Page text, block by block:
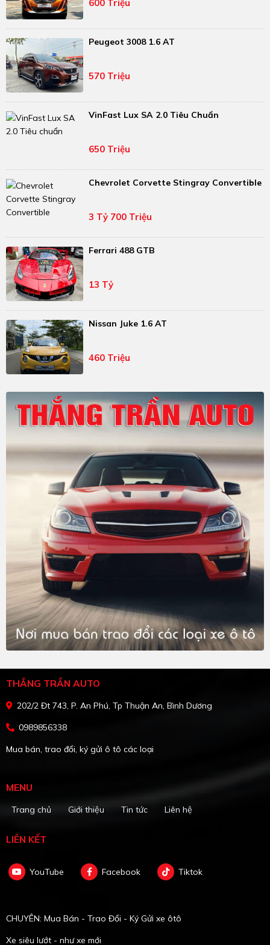
600 Triệu
Peugeot 3008 1.6 AT
570 Triệu
VinFast Lux SA 2.0 Tiêu Chuẩn
650 Triệu
Chevrolet Corvette Stingray Convertible
3 Tỷ 700 Triệu
Ferrari 488 GTB
13 Tỷ
Nissan Juke 1.6 AT
460 Triệu
THẮNG TRẦN AUTO
202/2 Đt 743, P. An Phú, Tp Thuận An, Bình Dương
0989856338
Mua bán, trao đổi, ký gửi ô tô các loại
MENU
Trang chủ Giới thiệu Tin tức Liên hệ
LIÊN KẾT
YouTube Facebook Tiktok
CHUYÊN: Mua Bán - Trao Đổi - Ký Gửi xe ôtô
Xe siêu lướt - như xe mới